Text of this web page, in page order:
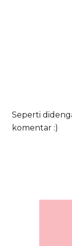
Seperti
komentar :)